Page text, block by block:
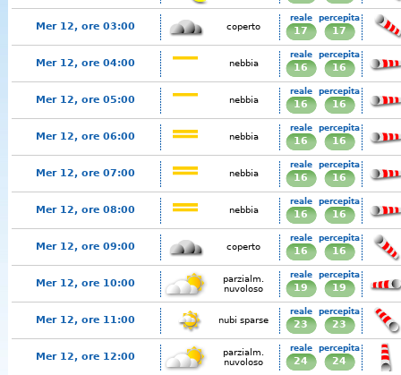
Mer 12, ore 03:00 coperto
reale
17
percepita
17
Mer 12, ore 04:00 nebbia
reale
16
percepita
16
Mer 12, ore 05:00 nebbia
reale
16
percepita
16
Mer 12, ore 06:00 nebbia
reale
16
percepita
16
Mer 12, ore 07:00 nebbia
reale
16
percepita
16
Mer 12, ore 08:00 nebbia
reale
16
percepita
16
Mer 12, ore 09:00 coperto
reale
16
percepita
16
Mer 12, ore 10:00
parzialm.
nuvoloso
reale
19
percepita
19
Mer 12, ore 11:00 nubi sparse
reale
23
percepita
23
Mer 12, ore 12:00
parzialm.
nuvoloso
reale
24
percepita
24